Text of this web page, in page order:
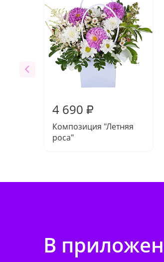
4 690 ₽
Композиция "Летняя
роса"
В